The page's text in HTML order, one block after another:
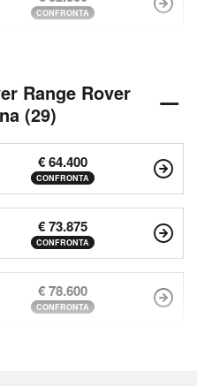
CONFRONTA
Range Rover
(29)
€ 64.400
CONFRONTA
€ 73.875
CONFRONTA
€ 78.600
CONFRONTA